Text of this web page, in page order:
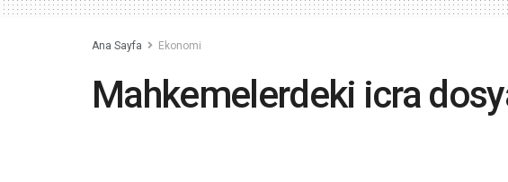
Ana Sayfa Ekonomi
Mahkemelerdeki icra